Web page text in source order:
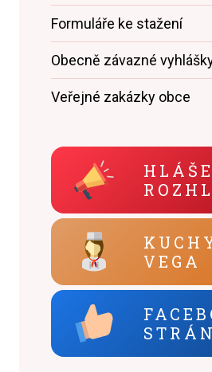
Formuláře ke stažení
Obecně závazné
Veřejné zakázky obce
VEGA